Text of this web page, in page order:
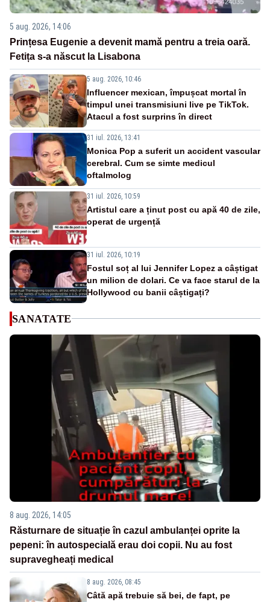
5 aug. 2026, 14:06
Prințesa Eugenie a devenit mamă pentru a treia oară.
Fetița s-a născut la Lisabona
5 aug. 2026, 10:46
Influencer mexican, împușcat mortal în
timpul unei transmisiuni live pe TikTok.
Atacul a fost surprins în direct
31 iul. 2026, 13:41
Monica Pop a suferit un accident vascular
cerebral. Cum se simte medicul
oftalmolog
31 iul. 2026, 10:59
Artistul care a ținut post cu apă 40 de zile,
operat de urgență
31 iul. 2026, 10:19
Fostul soț al lui Jennifer Lopez a câștigat
un milion de dolari. Ce va face starul de la
Hollywood cu banii câștigați?
SANATATE
8 aug. 2026, 14:05
Răsturnare de situație în cazul ambulanței oprite la
pepeni: în autospecială erau doi copii. Nu au fost
supravegheați medical
8 aug. 2026, 08:45
Câtă apă trebuie să bei, de fapt, pe